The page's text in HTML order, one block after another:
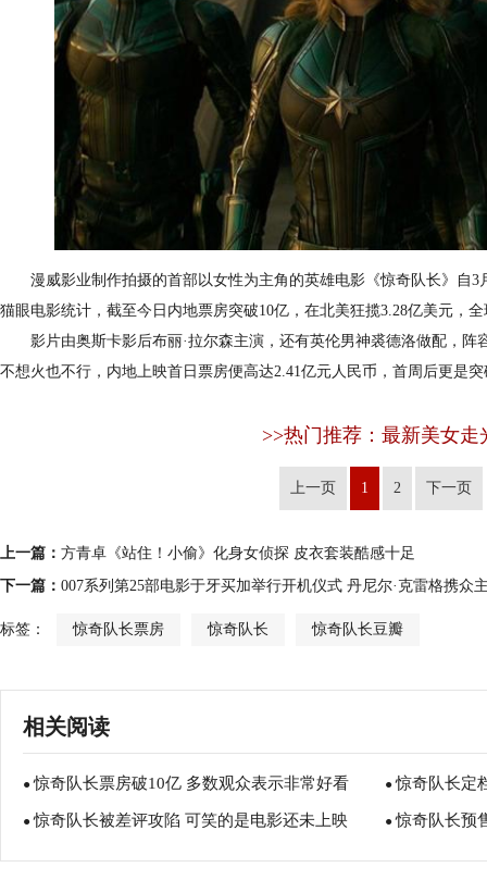
漫威影业制作拍摄的首部以女性为主角的英雄电影《惊奇队长》自3
猫眼电影统计，截至今日内地票房突破10亿，在北美狂揽3.28亿美元，
影片由奥斯卡影后布丽·拉尔森主演，还有英伦男神裘德洛做配，阵
不想火也不行，内地上映首日票房便高达2.41亿元人民币，首周后更是
>>热门推荐：最新美女走
上一页 1 2 下一页
上一篇： 方青卓《站住！小偷》化身女侦探 皮衣套装酷感十足
下一篇： 007系列第25部电影于牙买加举行开机仪式 丹尼尔·克雷格携众
标签： 惊奇队长票房 惊奇队长 惊奇队长豆瓣
相关阅读
●惊奇队长票房破10亿 多数观众表示非常好看 ●惊奇队长定
●惊奇队长被差评攻陷 可笑的是电影还未上映 ●惊奇队长预
《黑豹》